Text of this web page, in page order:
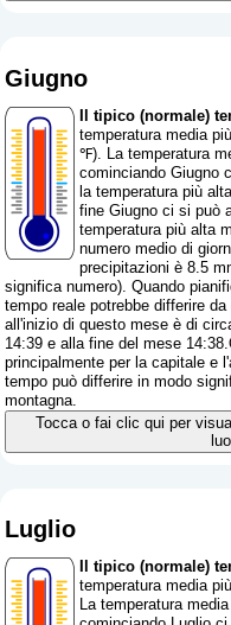
Giugno
Il tipico (normale)
temperatura media
℉). La temperatura
cominciando Giugno
la temperatura più
fine Giugno ci si può
temperatura più alta
numero medio di
precipitazioni è 8.5
significa numero). Quando
tempo reale potrebbe differire
all'inizio di questo mese è di
14:39 e alla fine del mese
principalmente per la capitale e
tempo può differire in modo
montagna.
Tocca o fai clic qui per
Luglio
Il tipico (normale)
temperatura media
La temperatura